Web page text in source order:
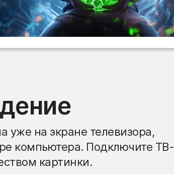
уже на экране телевизора,
компьютера. Подключите ТВ-
картинки.